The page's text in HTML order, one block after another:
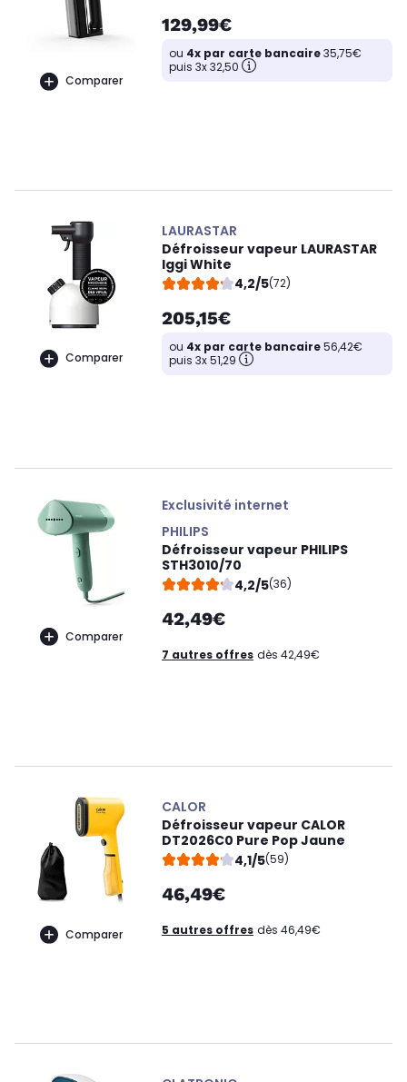
Comparer
129,99€
ou 4x par carte bancaire35,75€
puis 3x 32,50
Comparer
LAURASTAR
Défroisseur vapeur LAURASTAR
Iggi White
4,2/5(72)
205,15€
ou 4x par carte bancaire56,42€
puis 3x 51,29
Comparer
Exclusivité internet
PHILIPS
Défroisseur vapeur PHILIPS
STH3010/70
4,2/5(36)
42,49€
7 autres offres dès 42,49€
Comparer
CALOR
Défroisseur vapeur CALOR
DT2026C0 Pure Pop Jaune
4,1/5(59)
46,49€
5 autres offres dès 46,49€